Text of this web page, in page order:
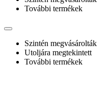
További termékek
Szintén megvásárolták
Utoljára megtekintett
További termékek